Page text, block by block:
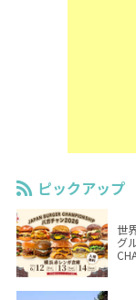
ピックアップ
世
グ